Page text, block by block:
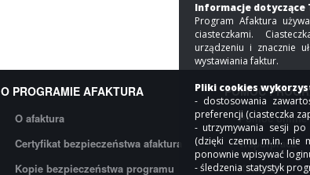
O PROGRAMIE AFAKTURA
O afaktura
Certyfikat bezpieczeństwa afaktura
Kopie bezpieczeństwa programu
POMOC
Pomoc online
Współpraca
Kontakt
Informacje
Program Afaktura
ciasteczkami.
urządzeniu i znacznie
wystawiania faktur.
Pliki cookies
- dostosowania
preferencji (ciasteczka
- utrzymywania sesji
(dzięki czemu m.in. nie
ponownie wpisywać
- śledzenia statystyk